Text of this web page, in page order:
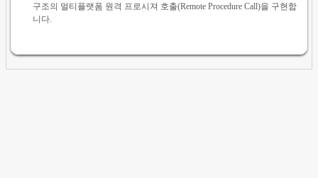
구조의 멀티플랫폼 원격 프로시져 호출(Remote Procedure Call)을 구현합
니다.